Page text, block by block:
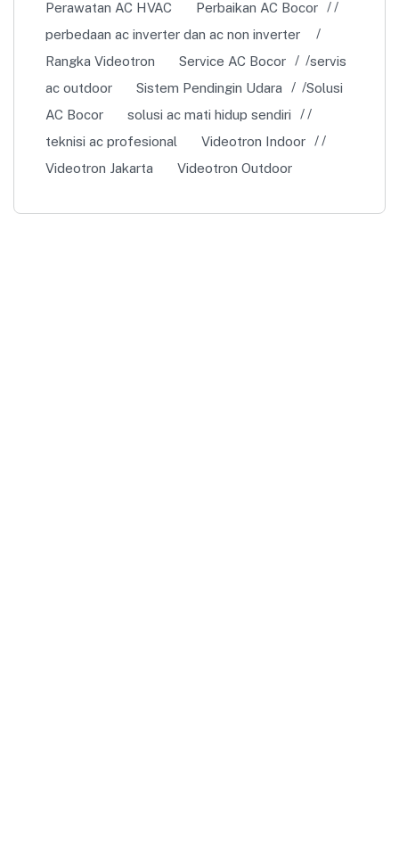
Perawatan AC HVAC
Perbaikan AC Bocor
perbedaan ac inverter dan ac non inverter
Rangka Videotron
Service AC Bocor
servis
ac outdoor
Sistem Pendingin Udara
Solusi
AC Bocor
solusi ac mati hidup sendiri
teknisi ac profesional
Videotron Indoor
Videotron Jakarta
Videotron Outdoor